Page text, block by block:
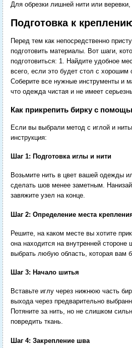
Для обрезки лишней нити или
Подготовка к
Перед тем как непосредственно
подготовить материалы. Вот шаги,
подготовиться: 1. Найдите удобное
всего, если это будет стол с
Соберите все нужные инструменты и
что одежда чистая и не имеет
Как прикрепить бирку с
Если вы выбрали метод с иглой и
инструкция:
Шаг 1: Подготовка иглы и нити
Возьмите нить в цвет вашей одежды
сделать шов менее заметным.
завяжите узел на конце.
Шаг 2: Определение места
Решите, на каком месте вы хотите
она находится на внутренней
выбрать любую область, которая вам
Шаг 3: Начало шитья
Вставьте иглу через нижнюю часть
выхода через предварительно
Потяните за нить, но не слишком
повредить ткань.
Шаг 4: Закрепление шва